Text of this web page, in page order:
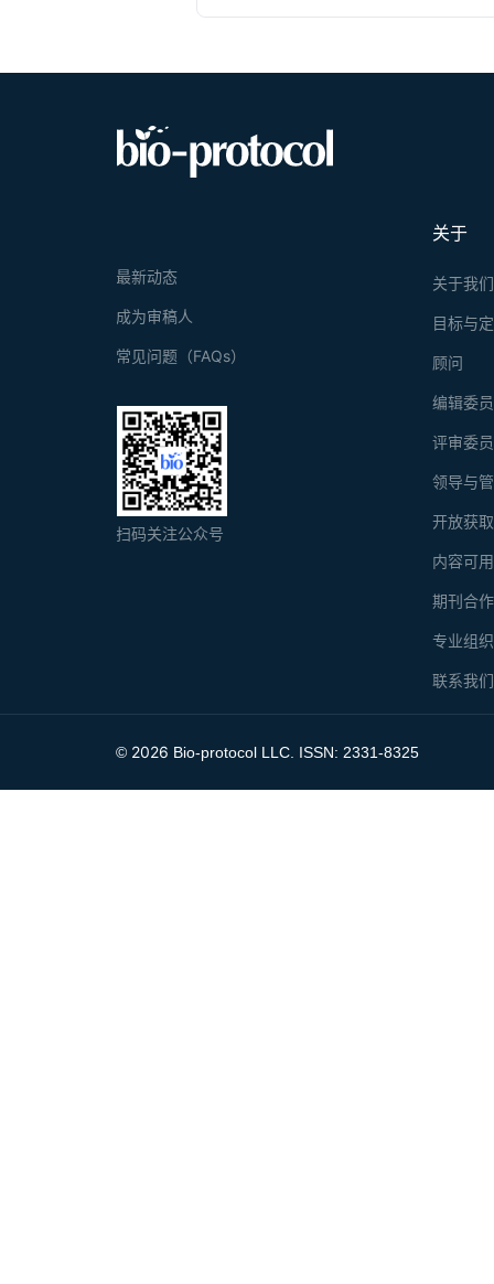
关于
关于我们
目标与
顾问
编辑委
评审委
领导与
开放获
内容可
期刊合
专业组
联系我们
最新动态
成为审稿人
常见问题（FAQs）
扫码关注公众号
© 2026 Bio-protocol LLC. ISSN: 2331-8325